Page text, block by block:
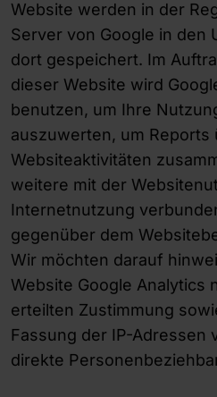
Website werden in der
Server von Google in den
dort gespeichert. Im
dieser Website wird
benutzen, um Ihre
auszuwerten, um Reports
Websiteaktivitäten
weitere mit der
Internetnutzung
gegenüber dem
Wir möchten darauf
Website Google Analytics
erteilten Zustimmung
Fassung der IP-Adressen
direkte